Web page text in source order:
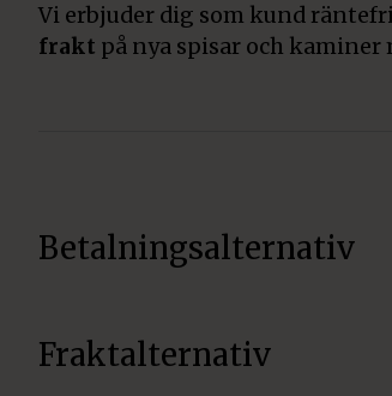
Vi erbjuder dig som kund
frakt på nya spisar och kaminer
Betalningsalternativ
Fraktalternativ